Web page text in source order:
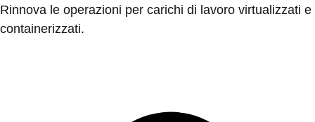
Rinnova le operazioni per carichi di lavoro virtualizzati e
containerizzati.